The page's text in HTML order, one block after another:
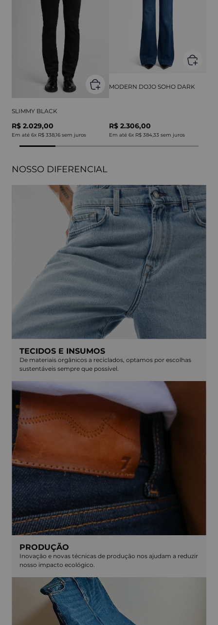
SLIMMY BLACK
R$ 2.029,00
Em até 6x R$ 338,16 sem juros
MODERN DOJO SOHO DARK
R$ 2.306,00
Em até 6x R$ 384,33 sem juros
NOSSO DIFERENCIAL
TECIDOS E INSUMOS
De materiais orgânicos a reciclados, optamos por escolhas
sustentáveis sempre que possível.
PRODUÇÃO
Inovação e novas técnicas de produção nos ajudam a reduzir
nosso impacto ecológico.